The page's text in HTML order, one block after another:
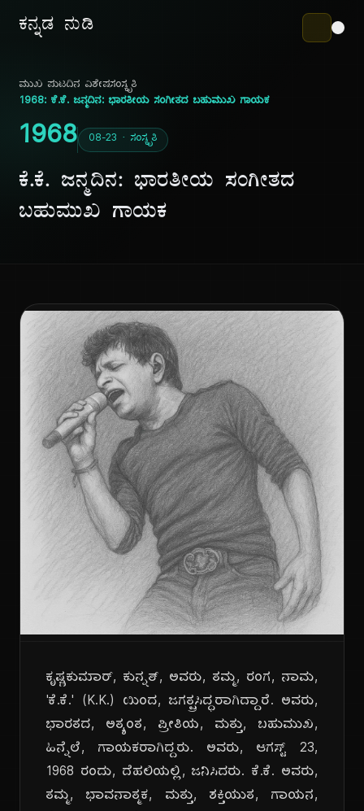
ಕನ್ನಡ ನುಡಿ
ಮುಖ ಪುಟದಿನ ವಿಶೇಷಸಂಸ್ಕೃತಿ
1968: ಕೆ.ಕೆ. ಜನ್ಮದಿನ: ಭಾರತೀಯ ಸಂಗೀತದ ಬಹುಮುಖ ಗಾಯಕ
1968 08-23 · ಸಂಸ್ಕೃತಿ
ಕೆ.ಕೆ. ಜನ್ಮದಿನ: ಭಾರತೀಯ ಸಂಗೀತದ
ಬಹುಮುಖ ಗಾಯಕ
ಕೃಷ್ಣಕುಮಾರ್, ಕುನ್ನತ್, ಅವರು, ತಮ್ಮ, ರಂಗ, ನಾಮ,
'ಕೆ.ಕೆ.' (K.K.) ಯಿಂದ, ಜಗತ್ಪ್ರಸಿದ್ಧರಾಗಿದ್ದಾರೆ. ಅವರು,
ಭಾರತದ, ಅತ್ಯಂತ, ಪ್ರೀತಿಯ, ಮತ್ತು, ಬಹುಮುಖ,
ಹಿನ್ನೆಲೆ, ಗಾಯಕರಾಗಿದ್ದರು. ಅವರು, ಆಗಸ್ಟ್ 23,
1968 ರಂದು, ದೆಹಲಿಯಲ್ಲಿ, ಜನಿಸಿದರು. ಕೆ.ಕೆ. ಅವರು,
ತಮ್ಮ, ಭಾವನಾತ್ಮಕ, ಮತ್ತು, ಶಕ್ತಿಯುತ, ಗಾಯನ,